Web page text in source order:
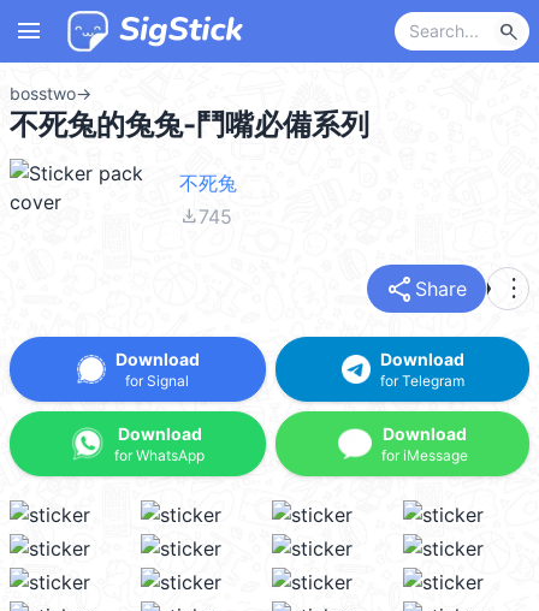
menu search
bosstwo→
不死兔的兔兔-鬥嘴必備系列
不死兔
file_download745
share Share more_vert
Download
for Signal
Download
for WhatsApp
Download
for Telegram
Download
for iMessage